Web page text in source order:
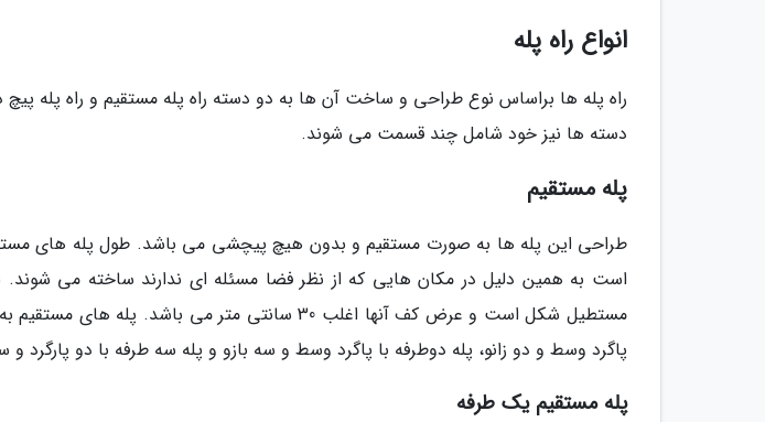
انواع راه پله
راه پله ها براساس نوع طراحی و ساخت آن ها به دو دسته راه پله مستقیم و راه پله
دسته ها نیز خود شامل چند قسمت می شوند.
پله مستقیم
طراحی این پله ها به صورت مستقیم و بدون هیچ پیچشی می باشد. طول پله های
است به همین دلیل در مکان هایی که از نظر فضا مسئله ای ندارند ساخته می
مستطیل شکل است و عرض کف آنها اغلب 30 سانتی متر می باشد.
پاگرد وسط و دو زانو، پله دوطرفه با پاگرد وسط و سه بازو و پله سه طرفه با دو پارگرد
پله مستقیم یک طرفه